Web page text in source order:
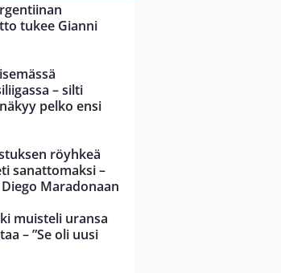
tukee Gianni
– silti
pelko ensi
röyhkeä
sanattomaksi –
Maradonaan
muisteli uransa
– ”Se oli uusi